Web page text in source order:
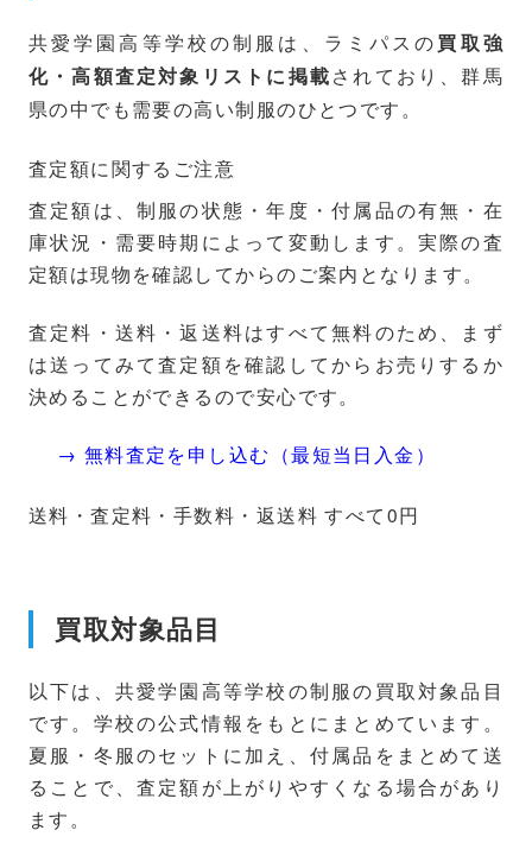
共愛学園高等学校の制服は、ラミパスの買取強
化・高額査定対象リストに掲載されており、群馬
県の中でも需要の高い制服のひとつです。
査定額に関するご注意
査定額は、制服の状態・年度・付属品の有無・在
庫状況・需要時期によって変動します。実際の査
定額は現物を確認してからのご案内となります。
査定料・送料・返送料はすべて無料のため、まず
は送ってみて査定額を確認してからお売りするか
決めることができるので安心です。
→ 無料査定を申し込む（最短当日入金）
送料・査定料・手数料・返送料 すべて0円
買取対象品目
以下は、共愛学園高等学校の制服の買取対象品目
です。学校の公式情報をもとにまとめています。
夏服・冬服のセットに加え、付属品をまとめて送
ることで、査定額が上がりやすくなる場合があり
ます。